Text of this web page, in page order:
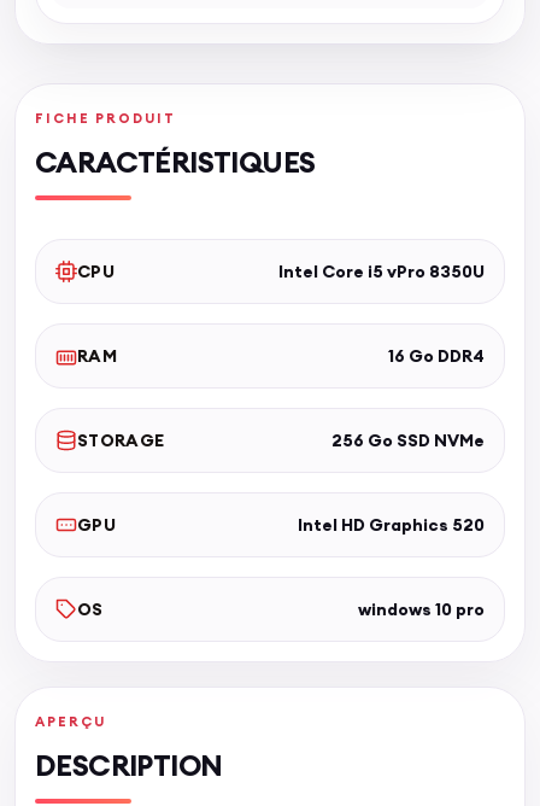
APERÇU
DESCRIPTION
FICHE PRODUIT
CARACTÉRISTIQUES
CPU Intel Core i5 vPro 8350U
RAM 16 Go DDR4
STORAGE 256 Go SSD NVMe
GPU Intel HD Graphics 520
OS windows 10 pro